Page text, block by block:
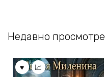
Недавно